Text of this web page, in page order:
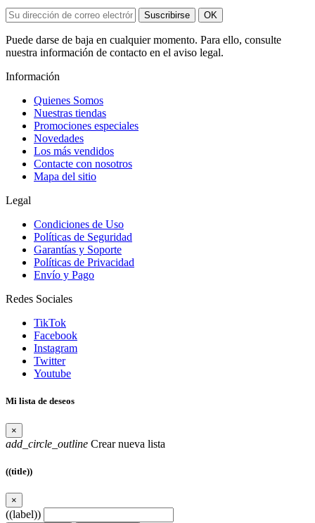
Suscribirse OK
Puede darse de baja en cualquier momento. Para ello, consulte
nuestra información de contacto en el aviso legal.
Información
Quienes Somos
Nuestras tiendas
Promociones especiales
Novedades
Los más vendidos
Contacte con nosotros
Mapa del sitio
Legal
Condiciones de Uso
Políticas de Seguridad
Garantías y Soporte
Políticas de Privacidad
Envío y Pago
Redes Sociales
TikTok
Facebook
Instagram
Twitter
Youtube
Mi lista de deseos
×
add_circle_outline Crear nueva lista
((title))
×
((label))